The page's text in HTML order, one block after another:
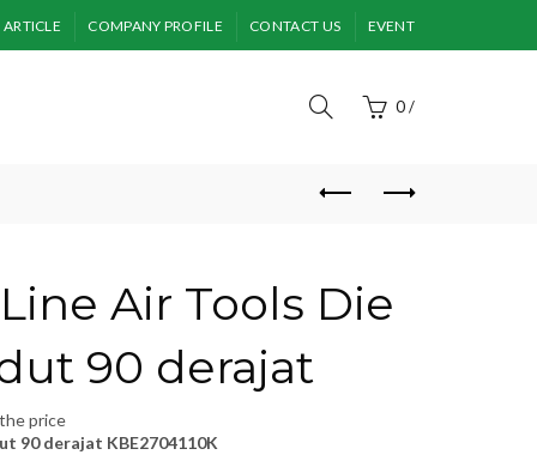
ARTICLE COMPANY PROFILE CONTACT US EVENT
0/
Air Tools Die
90 derajat
price
90 derajat KBE2704110K